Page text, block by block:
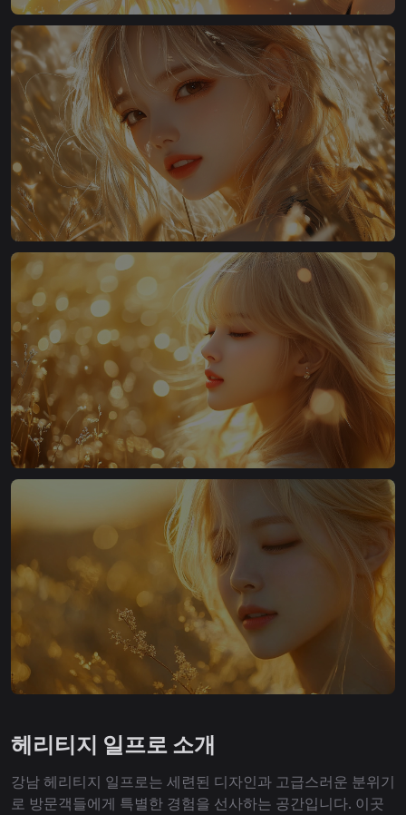
헤리티지 일프로 소개
강남 헤리티지 일프로는 세련된 디자인과 고급스러운 분위기
로 방문객들에게 특별한 경험을 선사하는 공간입니다. 이곳